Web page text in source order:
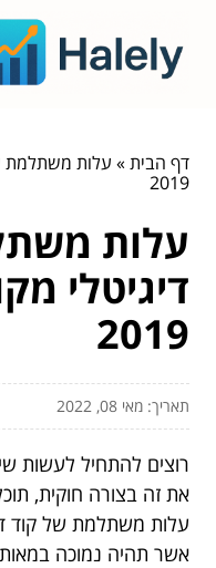
דף הבית» עלות משתלמת
2019
עלות
דיגיטלי
2019
תאריך: מאי 08, 2022
את זה בצורה חוקית,
עלות
אשר תהיה נמוכה